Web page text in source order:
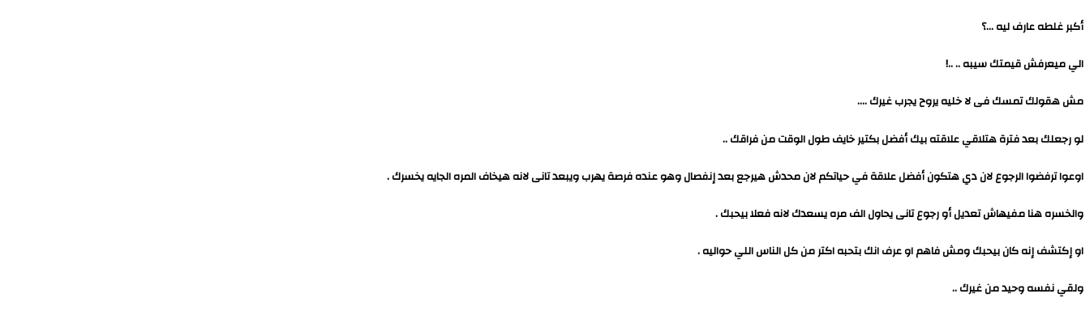
أكبر غلطه عارف ليه …؟
الي ميعرفش قيمتك سيبه .. ..!
مش هقولك تمسك فى لا خليه يروح يجرب غيرك ….
لو رجعلك بعد فترة هتلاقي علاقته بيك أفضل بكتير خايف طول الوقت من فراقك ..
اوعوا ترفضوا الرجوع لان دي هتكون أفضل علاقة في حياتكم لان محدش هيرجع بعد إنفصال وهو عنده فرصة يهرب ويبعد تانى لانه هيخاف المره الجايه يخسرك .
والخسره هنا مفيهاش تعديل أو رجوع تانى يحاول الف مره يسعدك لانه فعلا بيحبك .
او إكتشف إنه كان بيحبك ومش فاهم او عرف انك بتحبه اكتر من كل الناس اللي حواليه .
ولقي نفسه وحيد من غيرك ..